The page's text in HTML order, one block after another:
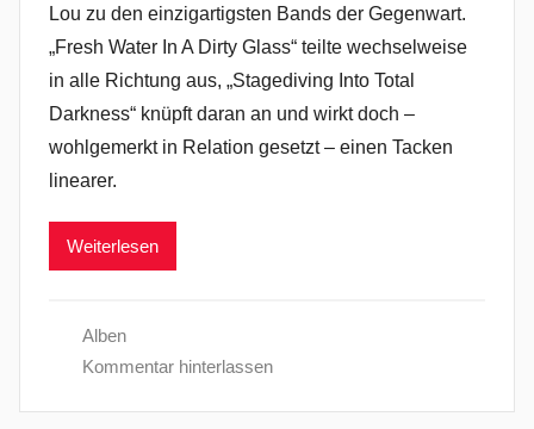
Lou zu den einzigartigsten Bands der Gegenwart.
„Fresh Water In A Dirty Glass“ teilte wechselweise
in alle Richtung aus, „Stagediving Into Total
Darkness“ knüpft daran an und wirkt doch –
wohlgemerkt in Relation gesetzt – einen Tacken
linearer.
Weiterlesen
Alben
Kommentar hinterlassen